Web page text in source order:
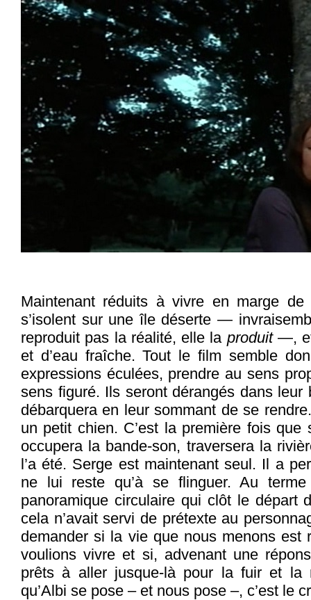
Maintenant réduits à vivre en marge
s’isolent sur une île déserte —
reproduit pas la réalité, elle la produit—, et
et d’eau fraîche. Tout le film semble
expressions éculées, prendre au sens
sens figuré. Ils seront dérangés dans
débarquera en leur sommant de se
un petit chien. C’est la première fois que
occupera la bande-son, traversera la
l’a été. Serge est maintenant seul. Il a
ne lui reste qu’à se flinguer. Au
panoramique circulaire qui clôt le départ
cela n’avait servi de prétexte au
demander si la vie que nous menons est
voulions vivre et si, advenant une
prêts à aller jusque-là pour la fuir et la
qu’Albi se pose – et nous pose –, c’est le